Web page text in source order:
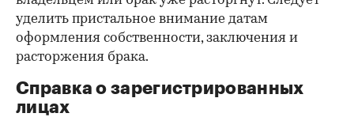
уделить пристальное внимание датам
оформления собственности, заключения и
расторжения брака.
Справка о зарегистрированных
лицах